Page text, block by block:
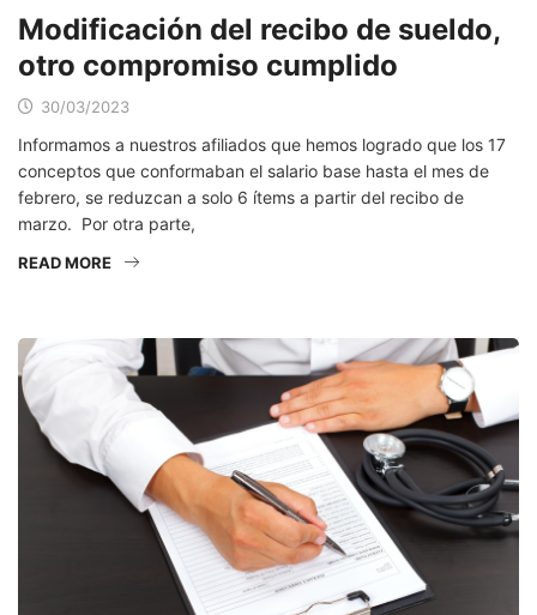
Modificación del recibo de sueldo,
otro compromiso cumplido
30/03/2023
Informamos a nuestros afiliados que hemos logrado que los 17
conceptos que conformaban el salario base hasta el mes de
febrero, se reduzcan a solo 6 ítems a partir del recibo de
marzo. Por otra parte,
READ MORE